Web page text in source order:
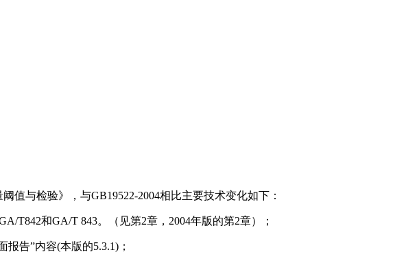
值与检验》，与GB19522-2004相比主要技术变化如下：
T842和GA/T 843。（见第2章，2004年版的第2章）；
告”内容(本版的5.3.1)；